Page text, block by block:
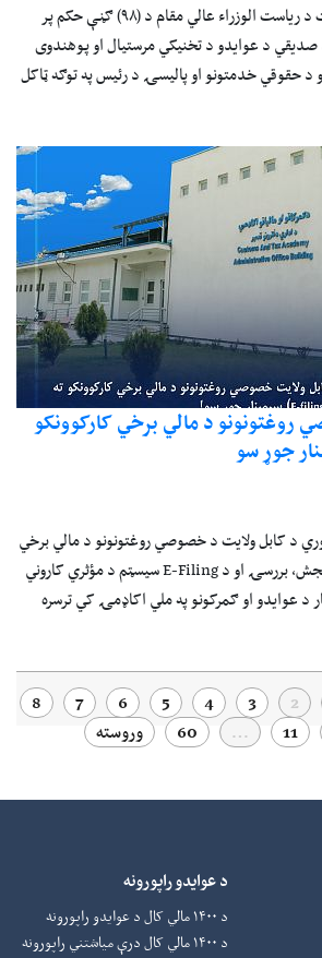
د افغانستان اسلامي امارت د ریاست الوزراء عالي مقام د (۹۸) ګڼې حکم پر
د عوایدو د تخنیکي مرستیال او پوهندوی
د حقوقي خدمتونو او پالیسۍ د رئیس په توګه ټاکل
روغتونونو د مالي برخي کارکوونکو
د کابل ولایت د خصوصي روغتونونو د مالي برخي
کارکوونکو ته د ابتدائي سنجش، بررسۍ او د E-Filing سیسټم د مؤثري کاروني
د عوایدو او ګمرکونو په ملي اکاډمۍ کي ترسره
2
3
4
5
6
7
8
11
…
60 وروسته
د عوایدو راپورونه
د ۱۴۰۰ مالي کال د عوایدو راپورونه
د ۱۴۰۰ مالي کال درې میاشتني راپورونه